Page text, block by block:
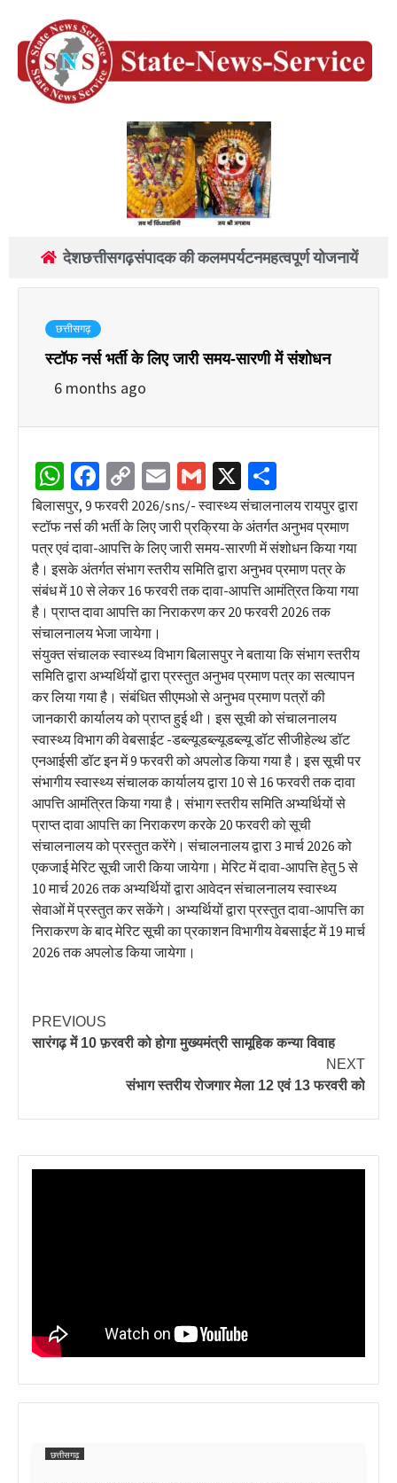
देशछत्तीसगढ़संपादक की कलमपर्यटनमहत्वपूर्ण योजनायें
छत्तीसगढ़
स्टॉफ नर्स भर्ती के लिए जारी समय-सारणी में संशोधन
6 months ago
WhatsApp
Facebook
Copy
Link
EmailGmail
X
बिलासपुर, 9 फरवरी 2026/sns/- स्वास्थ्य संचालनालय रायपुर द्वारा
स्टॉफ नर्स की भर्ती के लिए जारी प्रक्रिया के अंतर्गत अनुभव प्रमाण
पत्र एवं दावा-आपत्ति के लिए जारी समय-सारणी में संशोधन किया गया
है। इसके अंतर्गत संभाग स्तरीय समिति द्वारा अनुभव प्रमाण पत्र के
संबंध में 10 से लेकर 16 फरवरी तक दावा-आपत्ति आमंत्रित किया गया
है। प्राप्त दावा आपत्ति का निराकरण कर 20 फरवरी 2026 तक
संचालनालय भेजा जायेगा।
संयुक्त संचालक स्वास्थ्य विभाग बिलासपुर ने बताया कि संभाग स्तरीय
समिति द्वारा अभ्यर्थियों द्वारा प्रस्तुत अनुभव प्रमाण पत्र का सत्यापन
कर लिया गया है। संबंधित सीएमओ से अनुभव प्रमाण पत्रों की
जानकारी कार्यालय को प्राप्त हुई थी। इस सूची को संचालनालय
स्वास्थ्य विभाग की वेबसाईट -डब्ल्यूडब्ल्यूडब्ल्यू डॉट सीजीहेल्थ डॉट
एनआईसी डॉट इन में 9 फरवरी को अपलोड किया गया है। इस सूची पर
संभागीय स्वास्थ्य संचालक कार्यालय द्वारा 10 से 16 फरवरी तक दावा
आपत्ति आमंत्रित किया गया है। संभाग स्तरीय समिति अभ्यर्थियों से
प्राप्त दावा आपत्ति का निराकरण करके 20 फरवरी को सूची
संचालनालय को प्रस्तुत करेंगे। संचालनालय द्वारा 3 मार्च 2026 को
एकजाई मेरिट सूची जारी किया जायेगा। मेरिट में दावा-आपत्ति हेतु 5 से
10 मार्च 2026 तक अभ्यर्थियों द्वारा आवेदन संचालनालय स्वास्थ्य
सेवाओं में प्रस्तुत कर सकेंगे। अभ्यर्थियों द्वारा प्रस्तुत दावा-आपत्ति का
निराकरण के बाद मेरिट सूची का प्रकाशन विभागीय वेबसाईट में 19 मार्च
2026 तक अपलोड किया जायेगा।
PREVIOUS
सारंगढ़ में 10 फ़रवरी को होगा मुख्यमंत्री सामूहिक कन्या विवाह
NEXT
संभाग स्तरीय रोजगार मेला 12 एवं 13 फरवरी को
छत्तीसगढ़